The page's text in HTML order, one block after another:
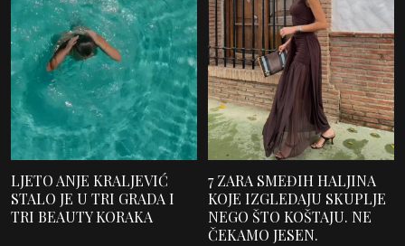
LJETO ANJE KRALJEVIĆ
STALO JE U TRI GRADA I
TRI BEAUTY KORAKA
7 ZARA SMEĐIH HALJINA
KOJE IZGLEDAJU SKUPLJE
NEGO ŠTO KOŠTAJU. NE
ČEKAMO JESEN.